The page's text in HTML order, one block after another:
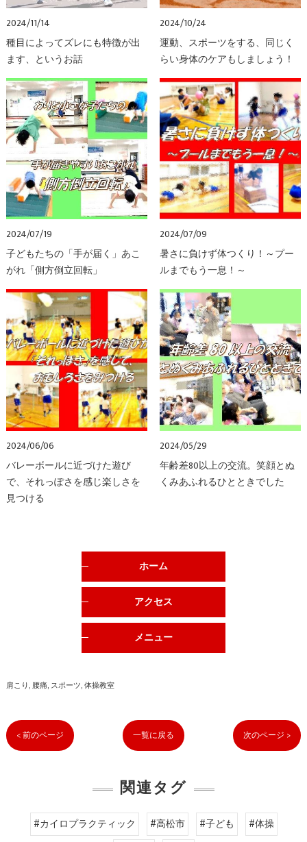
2024/11/14
種目によってズレにも特徴が出
ます、というお話
2024/10/24
運動、スポーツをする、同じく
らい身体のケアもしましょう！
2024/07/19
子どもたちの「手が届く」あこ
がれ「側方倒立回転」
2024/07/09
暑さに負けず体つくり！～プー
ルまでもう一息！～
2024/06/06
バレーボールに近づけた遊び
で、それっぽさを感じ楽しさを
見つける
2024/05/29
年齢差80以上の交流。笑顔とぬ
くみあふれるひとときでした
ホーム
アクセス
メニュー
肩こり 腰痛 スポーツ 体操教室
< 前のページ 一覧に戻る 次のページ >
関連タグ
#カイロプラクティック #高松市 #子ども
#体操